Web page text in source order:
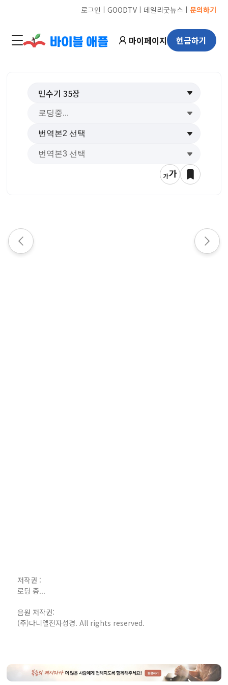
로그인 ㅣ GOODTVㅣ 데일리굿뉴스 ㅣ 문의하기
마이페이지 헌금하기
민수기 35장
저작권 :
로딩 중...
음원 저작권:
(주)다니엘전자성경. All rights reserved.